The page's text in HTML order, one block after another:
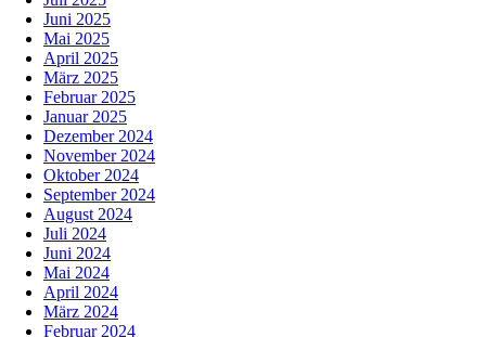
Juni 2025
Mai 2025
April 2025
März 2025
Februar 2025
Januar 2025
Dezember 2024
November 2024
Oktober 2024
September 2024
August 2024
Juli 2024
Juni 2024
Mai 2024
April 2024
März 2024
Februar 2024